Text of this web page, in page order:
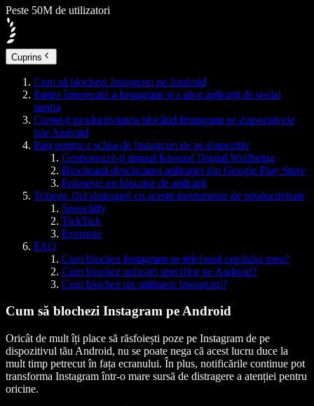
Peste 50M de utilizatori
Cuprins
Cum să blochezi Instagram pe Android
Partea întunecată a Instagram și a altor aplicații de social
media
Crește-ți productivitatea blocând Instagram pe dispozitivele
tale Android
Pași pentru a scăpa de Instagram de pe dispozitiv
Gestionează-ți timpul folosind Digital Wellbeing
Blochează descărcarea aplicației din Google Play Store
Folosește un blocator de aplicații
Trăiește fără distrageri cu aceste instrumente de productivitate
Speechify
TickTick
Evernote
FAQ
Cum blochez Instagram pe telefonul copilului meu?
Cum blochez aplicații specifice pe Android?
Cum blochez un utilizator Instagram?
Cum să blochezi Instagram pe Android
Oricât de mult îți place să răsfoiești poze pe Instagram de pe
dispozitivul tău Android, nu se poate nega că acest lucru duce la
mult timp petrecut în fața ecranului. În plus, notificările continue pot
transforma Instagram într-o mare sursă de distragere a atenției pentru
oricine.